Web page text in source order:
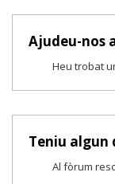
Ajudeu-nos
Heu trobat
Teniu algun
Al fòrum